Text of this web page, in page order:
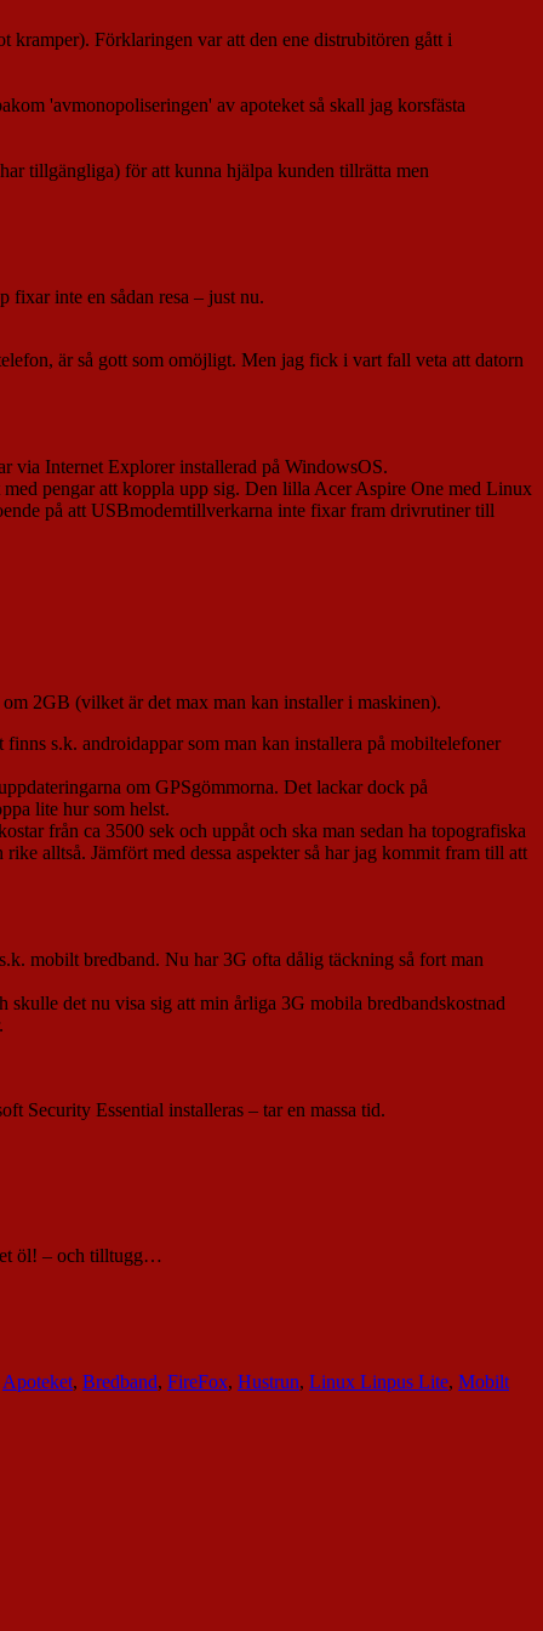
kramper). Förklaringen var att den ene distrubitören gått i
'avmonopoliseringen' av apoteket så skall jag korsfästa
tillgängliga) för att kunna hjälpa kunden tillrätta men
fixar inte en sådan resa – just nu.
är så gott som omöjligt. Men jag fick i vart fall veta att datorn
via Internet Explorer installerad på WindowsOS.
pengar att koppla upp sig. Den lilla Acer Aspire One med Linux
på att USBmodemtillverkarna inte fixar fram drivrutiner till
2GB (vilket är det max man kan installer i maskinen).
s.k. androidappar som man kan installera på mobiltelefoner
om GPSgömmorna. Det lackar dock på
lite hur som helst.
från ca 3500 sek och uppåt och ska man sedan ha topografiska
alltså. Jämfört med dessa aspekter så har jag kommit fram till att
mobilt bredband. Nu har 3G ofta dålig täckning så fort man
det nu visa sig att min årliga 3G mobila bredbandskostnad
Security Essential installeras – tar en massa tid.
öl! – och tilltugg…
Apoteket, Bredband, FireFox, Hustrun, Linux Linpus Lite, Mobilt